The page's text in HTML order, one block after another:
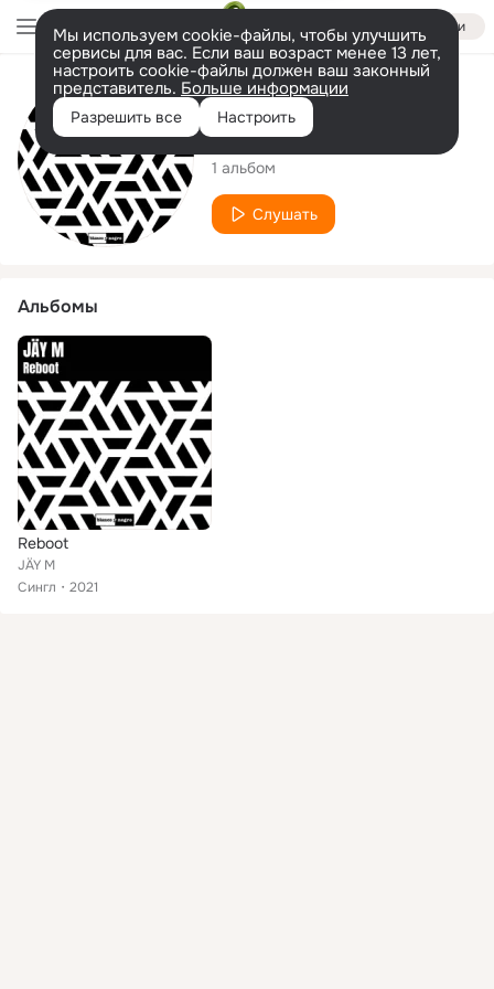
Войти
Мы используем cookie-файлы, чтобы улучшить
сервисы для вас. Если ваш возраст менее 13 лет,
настроить cookie-файлы должен ваш законный
представитель. Больше информации
Разрешить все Настроить
Исполнитель
JÄY M
1 альбом
Слушать
Альбомы
Reboot
JÄY M
Сингл
2021